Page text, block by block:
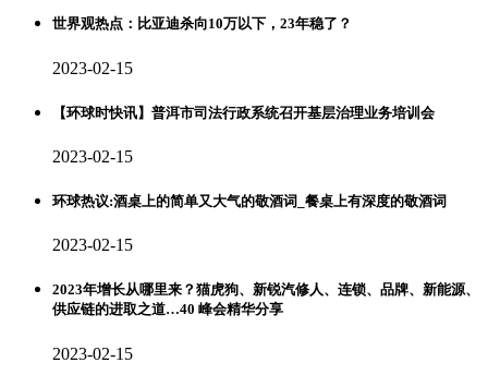
世界观热点：比亚迪杀向10万以下，23年稳了？
2023-02-15
【环球时快讯】普洱市司法行政系统召开基层治理业务培训会
2023-02-15
环球热议:酒桌上的简单又大气的敬酒词_餐桌上有深度的敬酒词
2023-02-15
2023年增长从哪里来？猫虎狗、新锐汽修人、连锁、品牌、新能源、
供应链的进取之道…40 峰会精华分享
2023-02-15